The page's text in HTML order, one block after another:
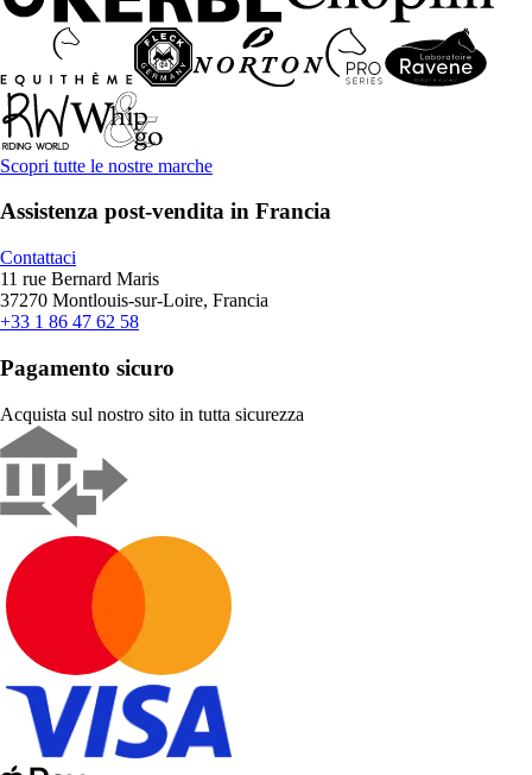
Scopri tutte le nostre marche
Assistenza post-vendita in Francia
Contattaci
11 rue Bernard Maris
37270 Montlouis-sur-Loire, Francia
+33 1 86 47 62 58
Pagamento sicuro
Acquista sul nostro sito in tutta sicurezza